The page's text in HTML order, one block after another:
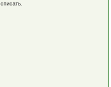
списать.